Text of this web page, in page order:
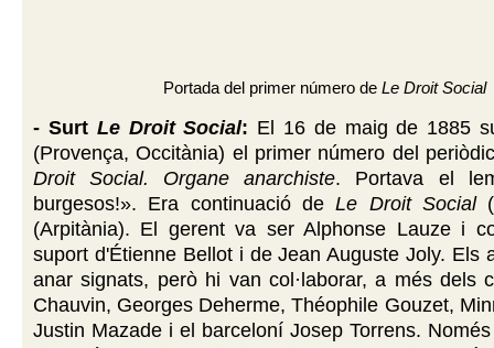
Portada del primer número de Le Droit Social
- Surt Le Droit Social: El 16 de maig de 1885
(Provença, Occitània) el primer número del
Droit Social. Organe anarchiste. Portava el
burgesos!». Era continuació deLe Droit Social
(Arpitània). El gerent va ser Alphonse Lauze i
suport d'Étienne Bellot i de Jean Auguste Joly. Els
anar signats, però hi van col·laborar, a més dels
Chauvin, Georges Deherme, Théophile Gouzet,
Justin Mazade i el barceloní Josep Torrens.